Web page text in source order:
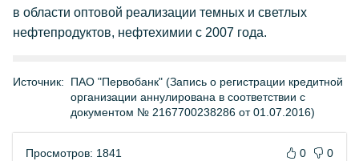
в области оптовой реализации темных и светлых
нефтепродуктов, нефтехимии с 2007 года.
Источник:
ПАО "Первобанк" (Запись о регистрации кредитной
организации аннулирована в соответствии с
документом № 2167700238286 от 01.07.2016)
Просмотров: 1841 0 0